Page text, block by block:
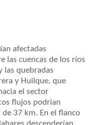
afectadas
las cuencas de los ríos
las quebradas
y Huilque, que
el sector
flujos podrían
37 km. En el flanco